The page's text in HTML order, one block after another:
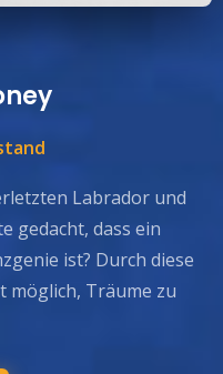
Labrador und
gedacht, dass ein
ist? Durch diese
möglich, Träume zu